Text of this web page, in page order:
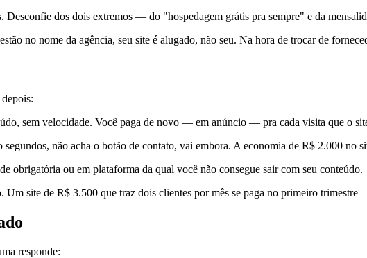
. Desconfie dos dois extremos — do "hospedagem grátis pra sempre" e da
no nome da agência, seu site é alugado, não seu. Na hora de trocar de
sem velocidade. Você paga de novo — em anúncio — pra cada visita que o
não acha o botão de contato, vai embora. A economia de R$ 2.000 no
obrigatória ou em plataforma da qual você não consegue sair com seu conteúdo.
site de R$ 3.500 que traz dois clientes por mês se paga no primeiro
responde: